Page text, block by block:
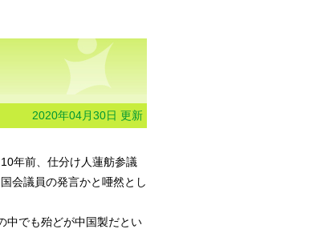
2020年04月30日 更新
年前、仕分け人蓮舫参議
会議員の発言かと唖然とし
中でも殆どが中国製だとい